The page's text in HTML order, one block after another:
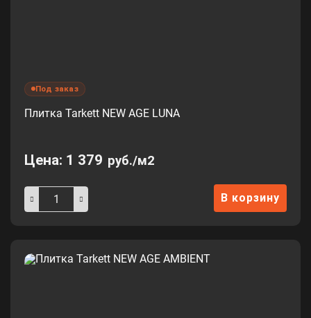
Под заказ
Плитка Tarkett NEW AGE LUNA
Цена: 1 379 руб./м2
В корзину